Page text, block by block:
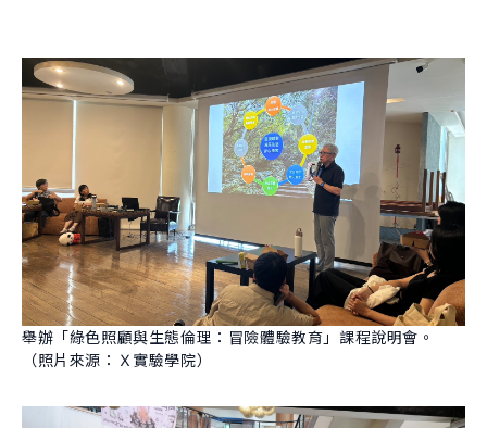
舉辦「綠色照顧與生態倫理：冒險體驗教育」課程說明會。
（照片來源：Ｘ實驗學院）